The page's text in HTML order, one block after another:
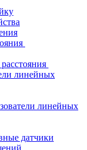
линейных
линейных
датчики